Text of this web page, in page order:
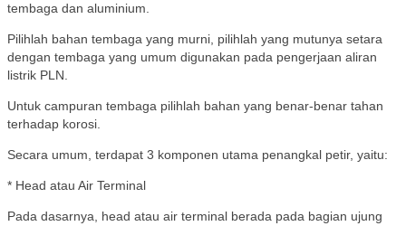
tembaga dan aluminium.
Pilihlah bahan tembaga yang murni, pilihlah yang mutunya setara
dengan tembaga yang umum digunakan pada pengerjaan aliran
listrik PLN.
Untuk campuran tembaga pilihlah bahan yang benar-benar tahan
terhadap korosi.
Secara umum, terdapat 3 komponen utama penangkal petir, yaitu:
* Head atau Air Terminal
Pada dasarnya, head atau air terminal berada pada bagian ujung